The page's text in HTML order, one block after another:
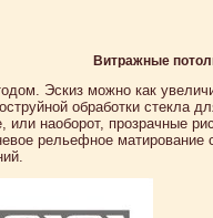
Витражные
Эскиз можно как
обработки стекла
наоборот, прозрачные
рельефное матирование